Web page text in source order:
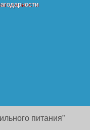
питания”